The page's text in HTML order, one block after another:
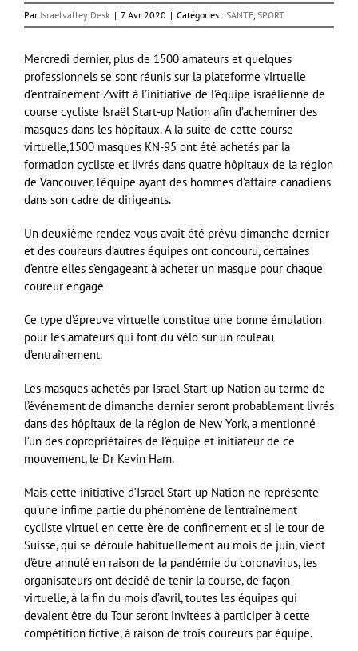
Par Israelvalley Desk | 7 Avr 2020 | Catégories : SANTE, SPORT
Mercredi dernier, plus de 1500 amateurs et quelques
professionnels se sont réunis sur la plateforme virtuelle
d’entraînement Zwift à l’initiative de l’équipe israélienne de
course cycliste Israël Start-up Nation afin d’acheminer des
masques dans les hôpitaux. A la suite de cette course
virtuelle,1500 masques KN-95 ont été achetés par la
formation cycliste et livrés dans quatre hôpitaux de la région
de Vancouver, l’équipe ayant des hommes d’affaire canadiens
dans son cadre de dirigeants.
Un deuxième rendez-vous avait été prévu dimanche dernier
et des coureurs d’autres équipes ont concouru, certaines
d’entre elles s’engageant à acheter un masque pour chaque
coureur engagé
Ce type d’épreuve virtuelle constitue une bonne émulation
pour les amateurs qui font du vélo sur un rouleau
d’entraînement.
Les masques achetés par Israël Start-up Nation au terme de
l’événement de dimanche dernier seront probablement livrés
dans des hôpitaux de la région de New York, a mentionné
l’un des copropriétaires de l’équipe et initiateur de ce
mouvement, le Dr Kevin Ham.
Mais cette initiative d’Israël Start-up Nation ne représente
qu’une infime partie du phénomène de l’entraînement
cycliste virtuel en cette ère de confinement et si le tour de
Suisse, qui se déroule habituellement au mois de juin, vient
d’être annulé en raison de la pandémie du coronavirus, les
organisateurs ont décidé de tenir la course, de façon
virtuelle, à la fin du mois d’avril, toutes les équipes qui
devaient être du Tour seront invitées à participer à cette
compétition fictive, à raison de trois coureurs par équipe.